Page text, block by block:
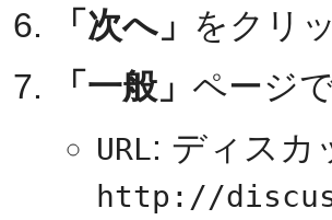
「次へ」 をクリ
「一般」 ページ
URL: ディスカ
http://